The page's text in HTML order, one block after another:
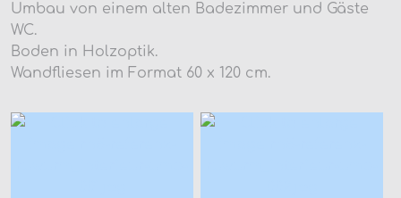
Umbau von einem alten Badezimmer und Gäste
WC.
Boden in Holzoptik.
Wandfliesen im Format 60 x 120 cm.